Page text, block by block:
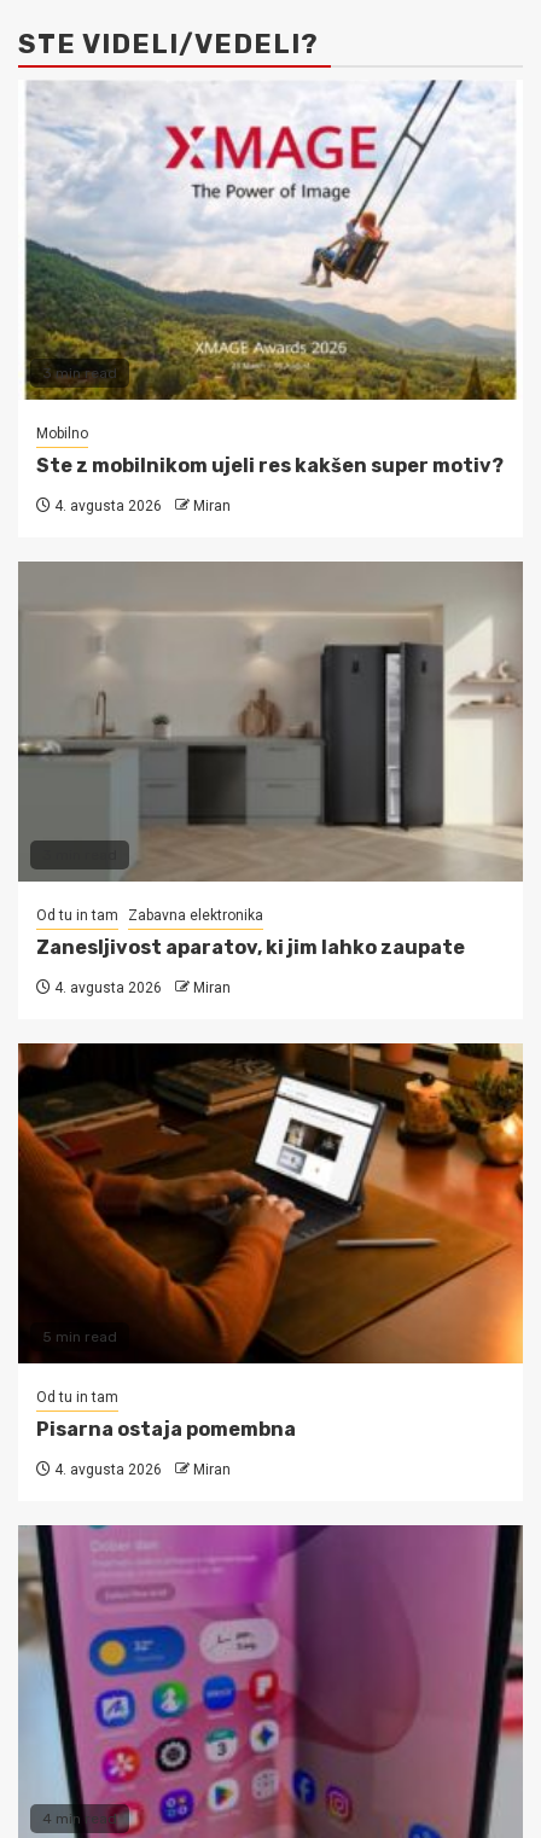
STE VIDELI/VEDELI?
3 min read
Mobilno
Ste z mobilnikom ujeli res kakšen super motiv?
4. avgusta 2026 Miran
Od tu in tam Zabavna elektronika
Zanesljivost aparatov, ki jim lahko zaupate
4. avgusta 2026 Miran
5 min read
Od tu in tam
Pisarna ostaja pomembna
4. avgusta 2026 Miran
4 min read